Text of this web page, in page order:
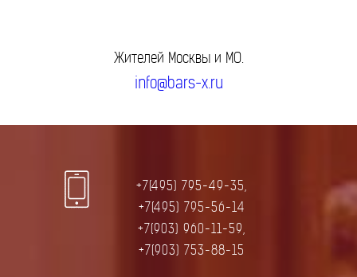
Жителей Москвы и МО.
info@bars-x.ru
+7(495) 795-49-35,
+7(495) 795-56-14
+7(903) 960-11-59,
+7(903) 753-88-15